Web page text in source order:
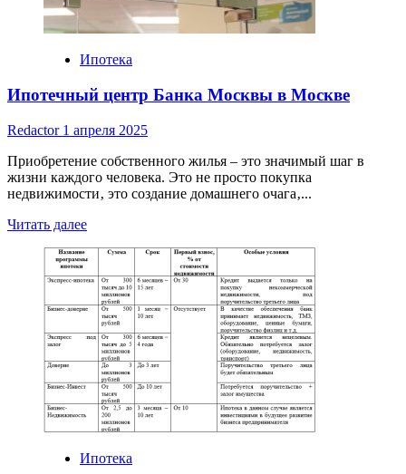
выгодной
Ипотека
Ипотечный центр Банка Москвы в Москве
Redactor 1 апреля 2025
Приобретение собственного жилья – это значимый шаг в
жизни каждого человека. Это не просто покупка
недвижимости‚ это создание домашнего очага‚...
Читать далееRead
about
Ипотечный
центр
Банка
Москвы
в
Москве
Ипотека